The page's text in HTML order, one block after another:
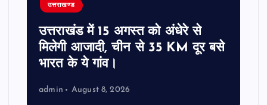
उत्तराखण्ड
उत्तराखंड में 15 अगस्त को अंधेरे से
मिलेगी आजादी, चीन से 35 KM दूर बसे
भारत के ये गांव।
admin August 8, 2026